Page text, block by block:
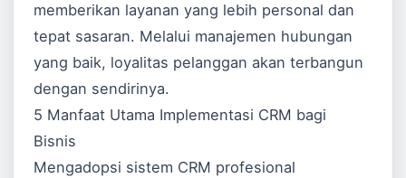
memberikan layanan yang lebih personal dan
tepat sasaran. Melalui manajemen hubungan
yang baik, loyalitas pelanggan akan terbangun
dengan sendirinya.
5 Manfaat Utama Implementasi CRM bagi
Bisnis
Mengadopsi sistem CRM profesional